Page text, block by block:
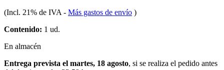
(Incl. 21% de IVA - Más gastos de envío )
Contenido: 1 ud.
En almacén
Entrega prevista el martes, 18 agosto, si se realiza el pedido antes